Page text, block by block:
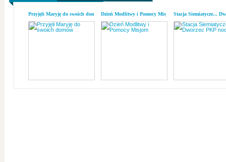
Przyjęli Maryję do swoich domówDzień Modlitwy i Pomocy MisjomStacja Siemiatycze...